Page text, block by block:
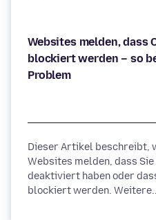
Websites melden, dass
blockiert werden – so
Problem
Dieser Artikel beschreibt,
Websites melden, dass Sie
deaktiviert haben oder
blockiert werden.